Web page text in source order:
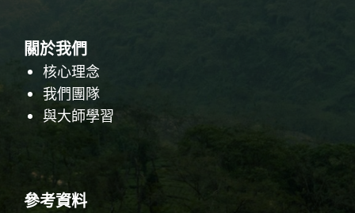
關於我們
核心理念
我們團隊
與大師學習
參考資料